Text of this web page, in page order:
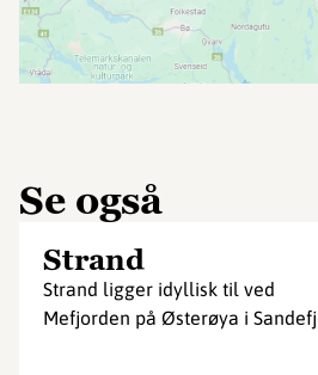
Se også
Strand
Strand ligger idyllisk til ved
Mefjorden på Østerøya i